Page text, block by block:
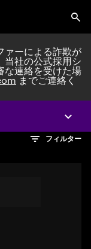
ァーによる詐欺が
当社の公式採用シ
な連絡を受けた場
までご連絡く
してみてくださ
致検索もできま
い フィルター